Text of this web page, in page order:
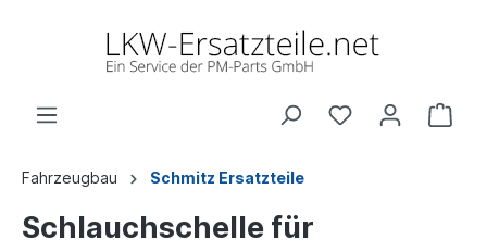
Fahrzeugbau Schmitz Ersatzteile
Schlauchschelle für